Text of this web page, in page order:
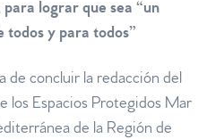
lograr que sea “un
todos y para todos”
de concluir la redacción del
los Espacios Protegidos Mar
de la Región de